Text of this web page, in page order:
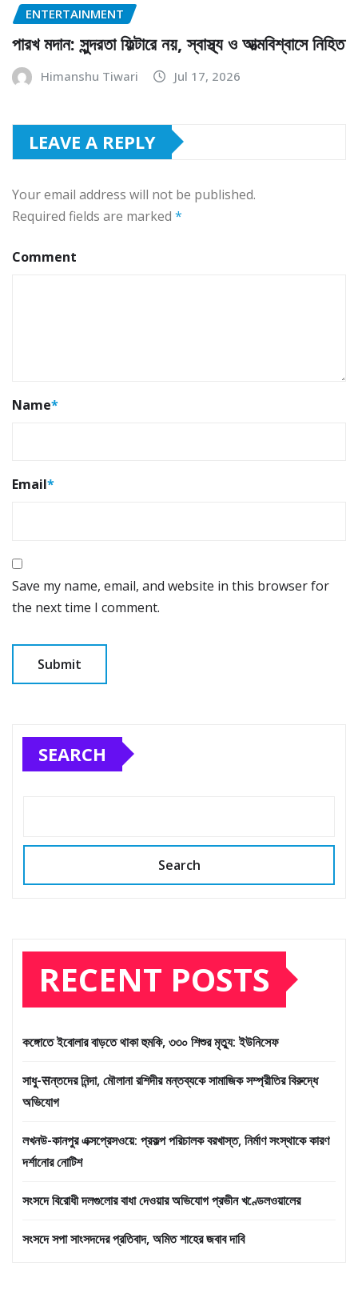
ENTERTAINMENT
পারখ মদান: সুন্দরতা ফিল্টারে নয়, স্বাস্থ্য ও আত্মবিশ্বাসে নিহিত
Himanshu Tiwari Jul 17, 2026
LEAVE A REPLY
Your email address will not be published.
Required fields are marked *
Comment
Name*
Email*
Save my name, email, and website in this browser for
the next time I comment.
SEARCH
Search
RECENT POSTS
কঙ্গোতে ইবোলার বাড়তে থাকা হুমকি, ৩৩০ শিশুর মৃত্যু: ইউনিসেফ
সাধু-सন্তদের নিন্দা, মৌলানা রশিদীর মন্তব্যকে সামাজিক সম্প্রীতির বিরুদ্ধে
অভিযোগ
লখনউ-কানপুর এক্সপ্রেসওয়ে: প্রকল্প পরিচালক বরখাস্ত, নির্মাণ সংস্থাকে কারণ
দর্শানোর নোটিশ
সংসদে বিরোধী দলগুলোর বাধা দেওয়ার অভিযোগ প্রভীন খণ্ডেলওয়ালের
সংসদে সপা সাংসদদের প্রতিবাদ, অমিত শাহের জবাব দাবি